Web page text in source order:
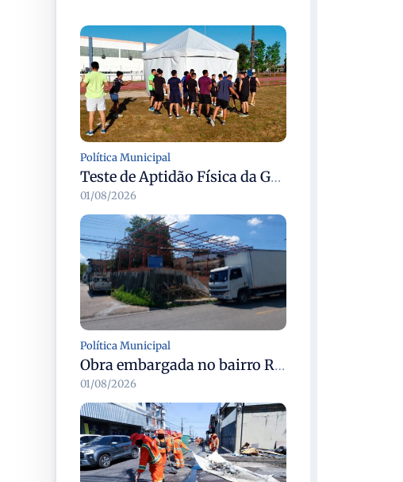
Política Municipal
Teste de Aptidão Física da Guarda Municipal de Manaus reúne 1.545 candidatos na Vila Olímpica
01/08/2026
Política Municipal
Obra embargada no bairro Redenção é fiscalizada novamente pelo Implurb e ferramentas apreendidas
01/08/2026